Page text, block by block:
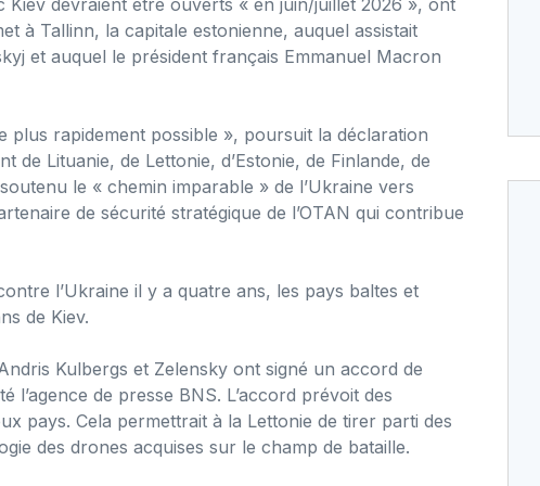
à Tallinn, la capitale estonienne, auquel assistait
et auquel le président français Emmanuel Macron
plus rapidement possible », poursuit la déclaration
Lituanie, de Lettonie, d’Estonie, de Finlande, de
le « chemin imparable » de l’Ukraine vers
de sécurité stratégique de l’OTAN qui contribue
l’Ukraine il y a quatre ans, les pays baltes et
de Kiev.
Kulbergs et Zelensky ont signé un accord de
de presse BNS. L’accord prévoit des
pays. Cela permettrait à la Lettonie de tirer parti des
des drones acquises sur le champ de bataille.